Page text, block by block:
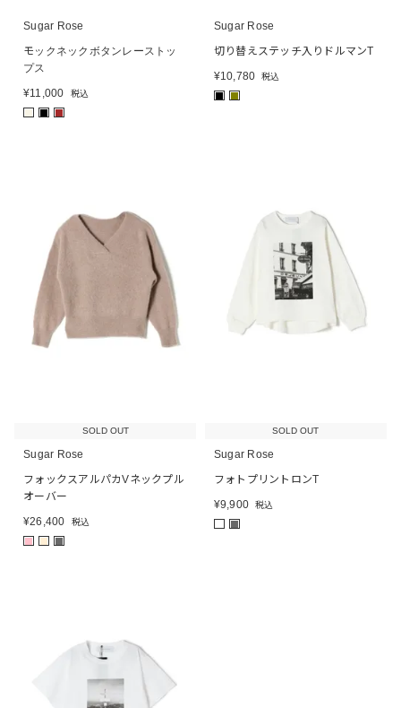
Sugar Rose
モックネックボタンレーストッ
プス
¥11,000 税込
Sugar Rose
切り替えステッチ入りドルマンT
¥10,780 税込
SOLD OUT
Sugar Rose
フォックスアルパカVネックプル
オーバー
¥26,400 税込
■ ■ ■
SOLD OUT
Sugar Rose
フォトプリントロンT
¥9,900 税込
■